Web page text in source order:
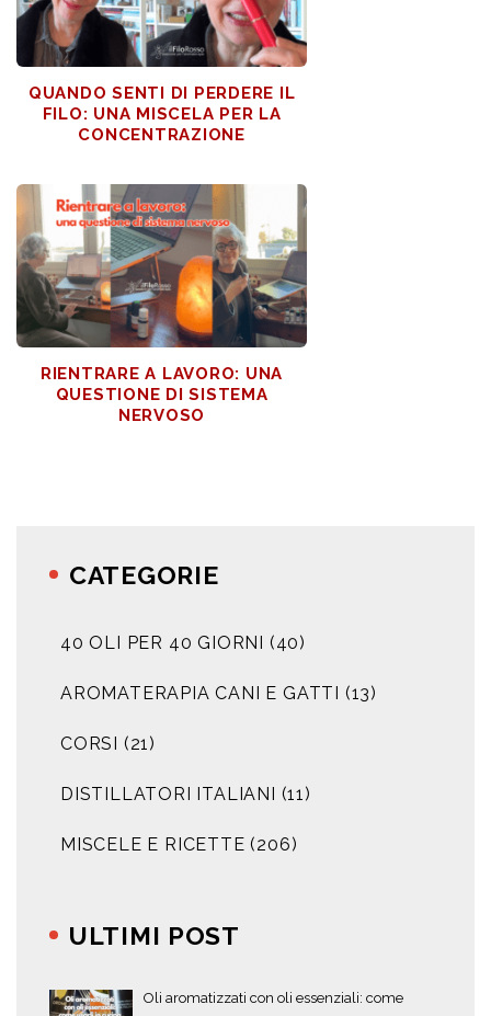
QUANDO SENTI DI PERDERE IL
FILO: UNA MISCELA PER LA
CONCENTRAZIONE
RIENTRARE A LAVORO: UNA
QUESTIONE DI SISTEMA
NERVOSO
CATEGORIE
40 OLI PER 40 GIORNI (40)
AROMATERAPIA CANI E GATTI (13)
CORSI (21)
DISTILLATORI ITALIANI (11)
MISCELE E RICETTE (206)
ULTIMI POST
Oli aromatizzati con oli essenziali: come